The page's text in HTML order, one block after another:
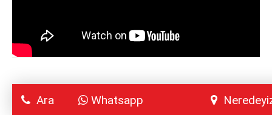
ve tüm Türkiye’ye
Ara Whatsapp